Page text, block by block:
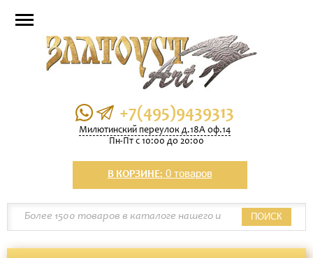
+7(495)9439313
Милютинский переулок д.18А оф.14
Пн-Пт с 10:00 до 20:00
В КОРЗИНЕ: 0 товаров
ПОИСК